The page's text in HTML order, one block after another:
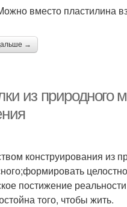
вместо пластилина
→
из природного
конструирования из
постижение
того, чтобы жить.